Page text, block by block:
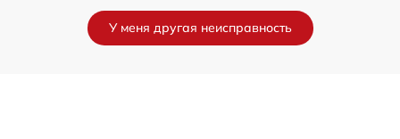
У меня другая неисправность